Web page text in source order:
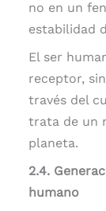
no en un
estabilidad
El ser
receptor,
través del
trata de un
planeta.
2.4.
humano